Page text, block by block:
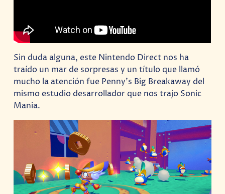
Sin duda alguna, este Nintendo Direct nos ha
traído un mar de sorpresas y un título que llamó
mucho la atención fue Penny’s Big Breakaway del
mismo estudio desarrollador que nos trajo Sonic
Mania.